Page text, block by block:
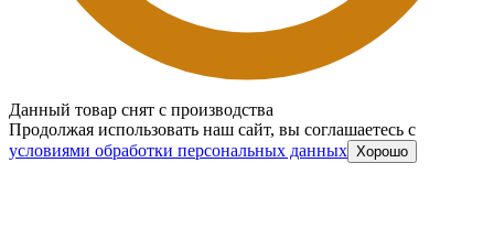
Данный товар снят с производства
Продолжая использовать наш сайт, вы соглашаетесь c
условиями обработки персональных данных Хорошо